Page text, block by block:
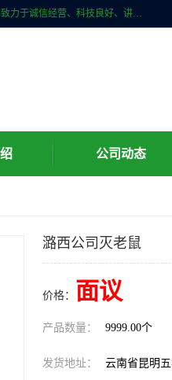
云南亿之豪生物技术有限公司是一家昆明白蚁防治、白蚁预防、除白蚁、除四害、灭蟑螂、消毒等业务的公司，公司致力于诚信经营、科技良好、讲究信誉、造福社会的理念，坚持走技术化、服务统一化,竭诚以优良的施工质量、主动的跟进服务、的管理经验，以诚信取于社会，立足于社会。
公司动态
潞西公司灭老鼠
价格： 面议
产品数量： 9999.00个
发货地址： 云南省昆明